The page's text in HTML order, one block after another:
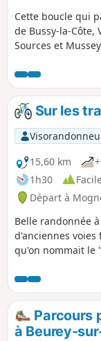
Cette boucle qui
de Bussy-la-Côte,
Sources et
André (XIX siècle)
Catherine (XV et
Saint-Nicolas (XII-
Sur les
15,60 km
1h30
Départ à
Belle randonnée
d'anciennes voies
qu'on nommait le
facile car il y a
ombragé.
Parcours
à Beurey-